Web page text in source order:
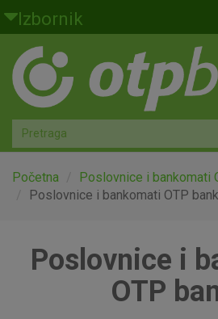
Skoči na glavni sadržaj
Izbornik
Građani
Privatno bankarstvo
Agro
Mala poduzeća i obrtnici
Globalna tržišta
Početna
Poslovnice i bankomati
Poslovnice i bankomati OTP
Poslovnice i
OTP